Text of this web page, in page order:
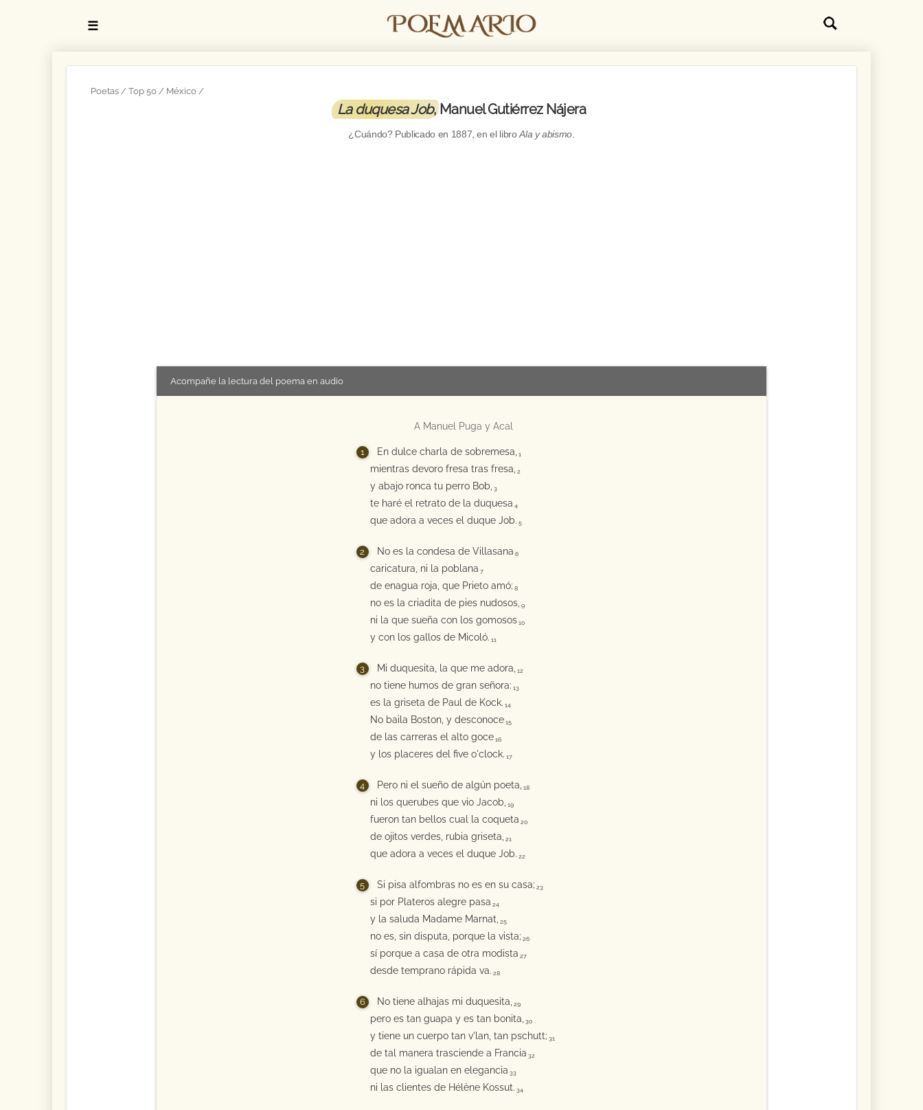
☰
Poetas Top 50 México
La duquesa Job, Manuel Gutiérrez Nájera
¿Cuándo? Publicado en 1887 , en el libroAla y abismo
Acompañe la lectura del poema en audio
A Manuel Puga y Acal
En dulce charla de sobremesa, 1
mientras devoro fresa tras fresa, 2
y abajo ronca tu perro Bob, 3
te haré el retrato de la duquesa 4
que adora a veces el duque Job. 5
No es la condesa de Villasana 6
caricatura, ni la poblana 7
de enagua roja, que Prieto amó; 8
no es la criadita de pies nudosos, 9
ni la que sueña con los gomosos 10
y con los gallos de Micoló. 11
Mi duquesita, la que me adora, 12
no tiene humos de gran señora: 13
es la griseta de Paul de Kock. 14
No baila Boston, y desconoce 15
de las carreras el alto goce 16
y los placeres del five o'clock. 17
Pero ni el sueño de algún poeta, 18
ni los querubes que vio Jacob, 19
fueron tan bellos cual la coqueta 20
de ojitos verdes, rubia griseta, 21
que adora a veces el duque Job. 22
Si pisa alfombras no es en su casa; 23
si por Plateros alegre pasa 24
y la saluda Madame Marnat, 25
no es, sin disputa, porque la vista; 26
sí porque a casa de otra modista 27
desde temprano rápida va. 28
No tiene alhajas mi duquesita, 29
pero es tan guapa y es tan bonita, 30
y tiene un cuerpo tan v'lan, tan pschutt; 31
de tal manera trasciende a Francia 32
que no la igualan en elegancia 33
ni las clientes de Hélène Kossut. 34